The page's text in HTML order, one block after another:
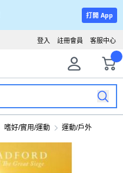
打開 App
客服中心
註冊會員
登入
嗜好/實用/運動 運動/戶外